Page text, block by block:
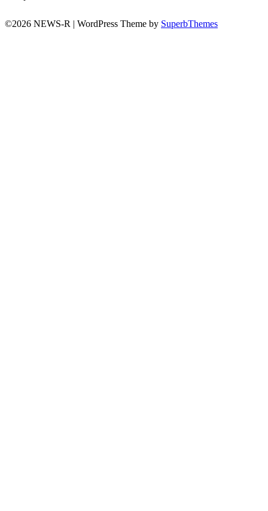
©2026 NEWS-R | WordPress Theme by SuperbThemes